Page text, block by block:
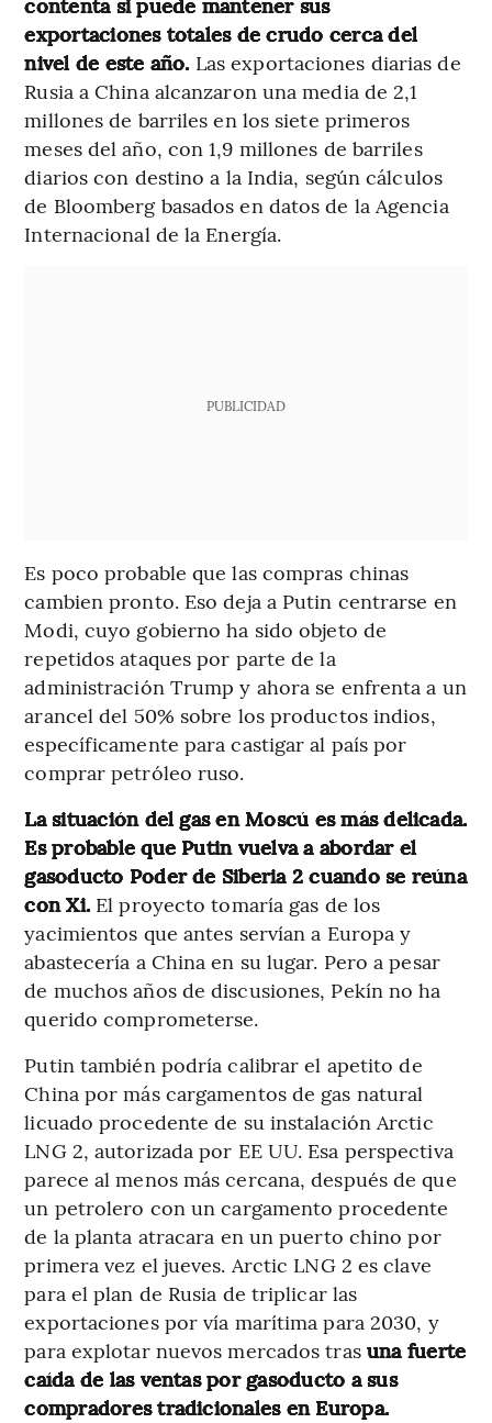
exportaciones totales de crudo cerca del
nivel de este año. Las exportaciones diarias de
Rusia a China alcanzaron una media de 2,1
millones de barriles en los siete primeros
meses del año, con 1,9 millones de barriles
diarios con destino a la India, según cálculos
de Bloomberg basados en datos de la Agencia
Internacional de la Energía.
PUBLICIDAD
Es poco probable que las compras chinas
cambien pronto. Eso deja a Putin centrarse en
Modi, cuyo gobierno ha sido objeto de
repetidos ataques por parte de la
administración Trump y ahora se enfrenta a un
arancel del 50% sobre los productos indios,
específicamente para castigar al país por
comprar petróleo ruso.
La situación del gas en Moscú es más delicada.
Es probable que Putin vuelva a abordar el
gasoducto Poder de Siberia 2 cuando se reúna
con Xi. El proyecto tomaría gas de los
yacimientos que antes servían a Europa y
abastecería a China en su lugar. Pero a pesar
de muchos años de discusiones, Pekín no ha
querido comprometerse.
Putin también podría calibrar el apetito de
China por más cargamentos de gas natural
licuado procedente de su instalación Arctic
LNG 2, autorizada por EE UU. Esa perspectiva
parece al menos más cercana, después de que
un petrolero con un cargamento procedente
de la planta atracara en un puerto chino por
primera vez el jueves. Arctic LNG 2 es clave
para el plan de Rusia de triplicar las
exportaciones por vía marítima para 2030, y
para explotar nuevos mercados tras una fuerte
caída de las ventas por gasoducto a sus
compradores tradicionales en Europa.